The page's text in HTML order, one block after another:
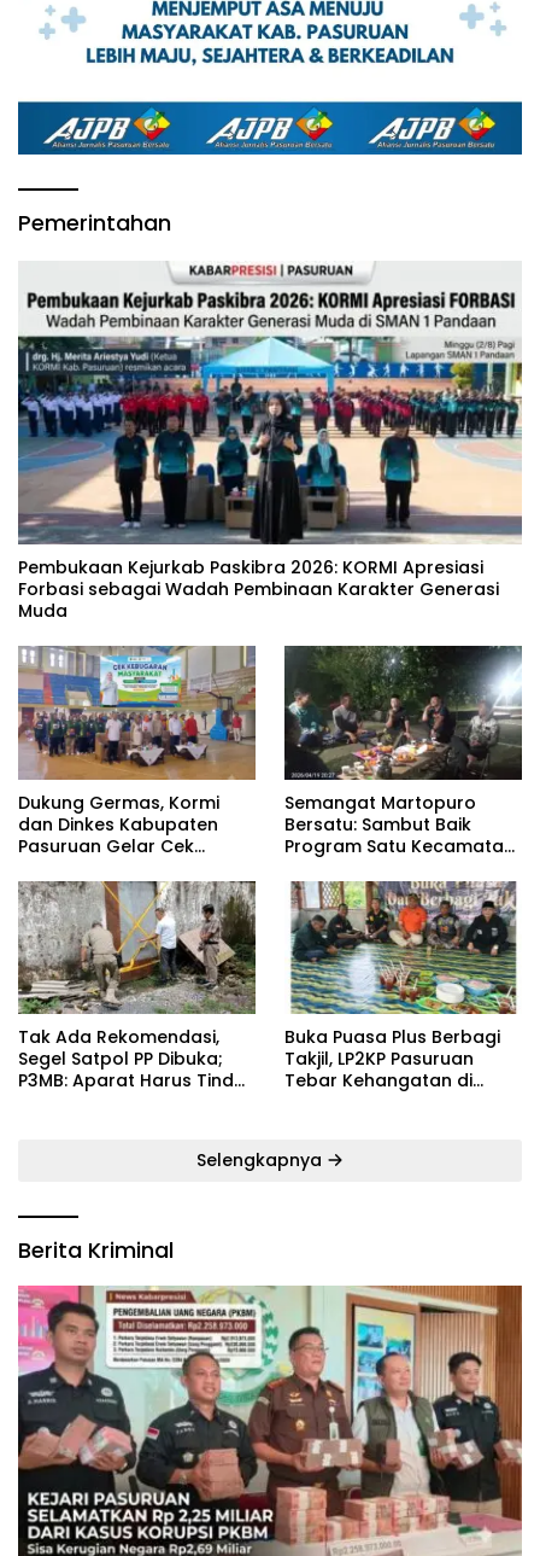
Pemerintahan
‎Pembukaan Kejurkab Paskibra 2026: KORMI Apresiasi
Forbasi sebagai Wadah Pembinaan Karakter Generasi
Muda
Dukung Germas, Kormi
dan Dinkes Kabupaten
Pasuruan Gelar Cek
Semangat Martopuro
Bersatu: Sambut Baik
Program Satu Kecamatan
Kebangkitan Persekabpas
‎Tak Ada Rekomendasi,
Segel Satpol PP Dibuka;
P3MB: Aparat Harus Tindak
‎Buka Puasa Plus Berbagi
Takjil, LP2KP Pasuruan
Tebar Kehangatan di
Selengkapnya
Berita Kriminal